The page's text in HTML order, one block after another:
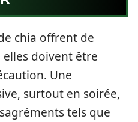
chia offrent de
doivent être
Une
surtout en soirée,
tels que